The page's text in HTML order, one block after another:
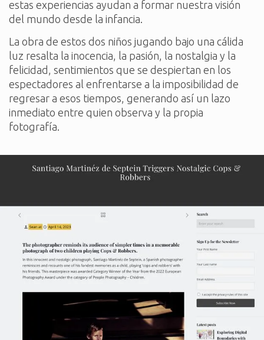
estas experiencias ayudan a formar nuestra visión
del mundo desde la infancia.
La obra de estos dos niños jugando bajo una cálida
luz resalta la inocencia, la pasión, la nostalgia y la
felicidad, sentimientos que se despiertan en los
espectadores al enfrentarse a la imposibilidad de
regresar a esos tiempos, generando así un lazo
inmediato entre quien observa y la propia
fotografía.